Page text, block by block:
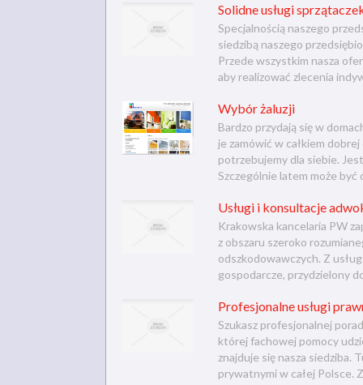
Solidne usługi
Specjalnością naszego
siedzibą naszego
Przede wszystkim nasza
aby realizować zlecenia
Wybór żaluzji
Bardzo przydają się w
je zamówić w całkiem
potrzebujemy dla siebie.
Szczególnie latem może być
Usługi i konsultacje
Krakowska kancelaria PW
z obszaru szeroko
odszkodowawczych. Z
gospodarcze, przydzielony
Profesjonalne usługi
Szukasz profesjonalnej
której fachowej pomocy
znajduje się nasza siedziba.
prywatnymi w całej Polsce.